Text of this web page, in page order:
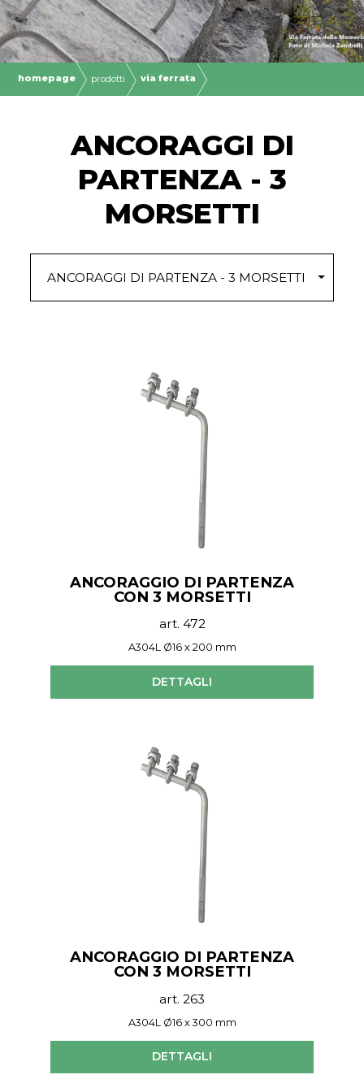
homepage prodotti via ferrata
ANCORAGGI DI
PARTENZA - 3
MORSETTI
ANCORAGGIO DI PARTENZA
CON 3 MORSETTI
art. 472
A304L Ø16 x 200 mm
DETTAGLI
ANCORAGGIO DI PARTENZA
CON 3 MORSETTI
art. 263
A304L Ø16 x 300 mm
DETTAGLI